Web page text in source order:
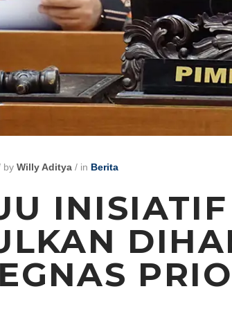
by Willy Aditya / in Berita